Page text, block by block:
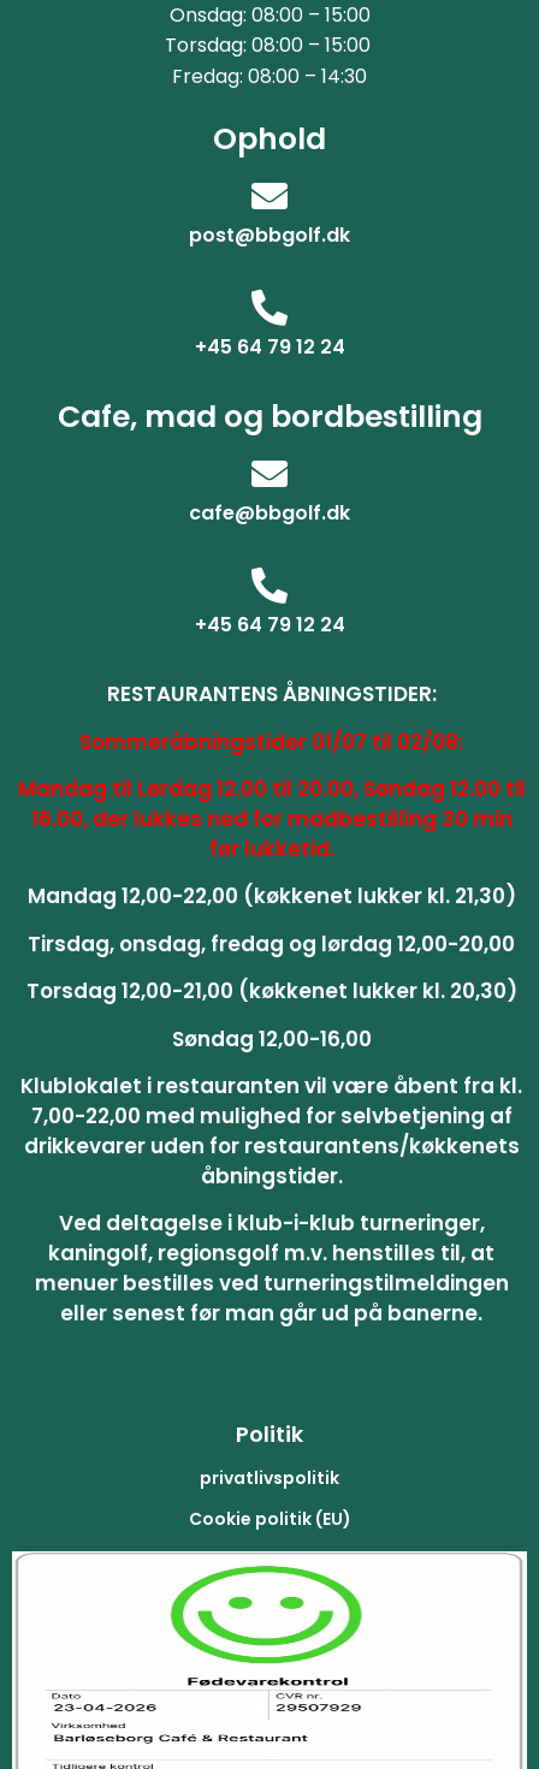
Onsdag: 08:00 – 15:00
Torsdag: 08:00 – 15:00
Fredag: 08:00 – 14:30
Ophold
post@bbgolf.dk
+45 64 79 12 24
Cafe, mad og bordbestilling
cafe@bbgolf.dk
+45 64 79 12 24
RESTAURANTENS ÅBNINGSTIDER:
Sommeråbningstider 01/07 til 02/08:
Mandag til Lørdag 12.00 til 20.00, Søndag 12.00 til
16.00, der lukkes ned for madbestilling 30 min
før lukketid.
Mandag 12,00-22,00 (køkkenet lukker kl. 21,30)
Tirsdag, onsdag, fredag og lørdag 12,00-20,00
Torsdag 12,00-21,00 (køkkenet lukker kl. 20,30)
Søndag 12,00-16,00
Klublokalet i restauranten vil være åbent fra kl.
7,00-22,00 med mulighed for selvbetjening af
drikkevarer uden for restaurantens/køkkenets
åbningstider.
Ved deltagelse i klub-i-klub turneringer,
kaningolf, regionsgolf m.v. henstilles til, at
menuer bestilles ved turneringstilmeldingen
eller senest før man går ud på banerne.
Politik
privatlivspolitik
Cookie politik (EU)